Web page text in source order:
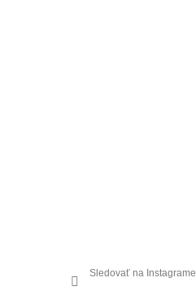
Sledovať na Instagrame